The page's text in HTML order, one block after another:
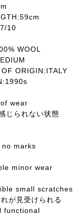
10
WOOL
ORIGIN:ITALY
wear
じられない状態
marks
minor wear
small scratches
が見受けられる
functional